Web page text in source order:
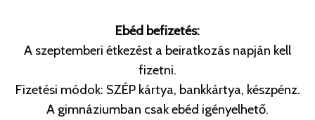
Ebéd befizetés:
A szeptemberi étkezést a beiratkozás napján kell
fizetni.
Fizetési módok: SZÉP kártya, bankkártya, készpénz.
A gimnáziumban csak ebéd igényelhető.